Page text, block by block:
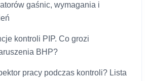
gaśnic, wymagania i
kontroli PIP. Co grozi
BHP?
pracy podczas kontroli? Lista